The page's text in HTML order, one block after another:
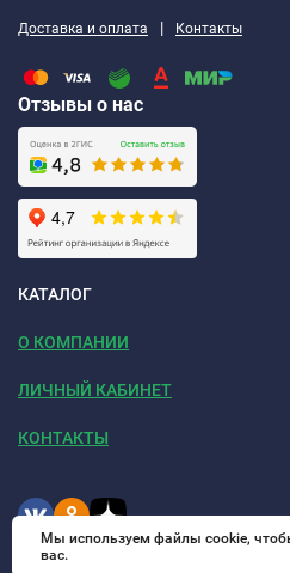
Нагревательные маты в интернет-
можно купить on-line на сайте,
Новгородцевой, дом 13А. Для
бесплатная доставка при заказе
Свердловской области и всем
Рекомендуем посмотреть
Пленочный инфракрасный пол
Доставка и оплата | Контакты
Отзывы о нас
КАТАЛОГ
О КОМПАНИИ
ЛИЧНЫЙ КАБИНЕТ
КОНТАКТЫ
Мы используем файлы cookie,
вас.